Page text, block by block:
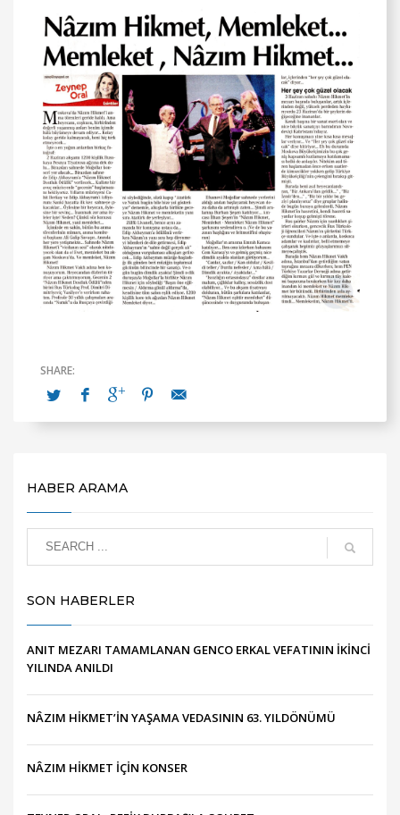
HABER ARAMA
SON HABERLER
ANIT MEZARI TAMAMLANAN GENCO ERKAL VEFATININ İKİNCİ
YILINDA ANILDI
NÂZIM HİKMET’İN YAŞAMA VEDASININ 63. YILDÖNÜMÜ
NÂZIM HİKMET İÇİN KONSER